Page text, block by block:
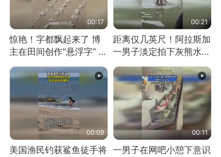
00:17
惊艳！字都飘起来了 博
主在田间创作“悬浮字” 网
友：真·裸眼3D！
00:21
距离仅几英尺！阿拉斯加
一男子淡定拍下灰熊水中
捕食鲑鱼全程
00:09
美国渔民钓获鲨鱼徒手将
00:11
一男子在网吧小憩下意识